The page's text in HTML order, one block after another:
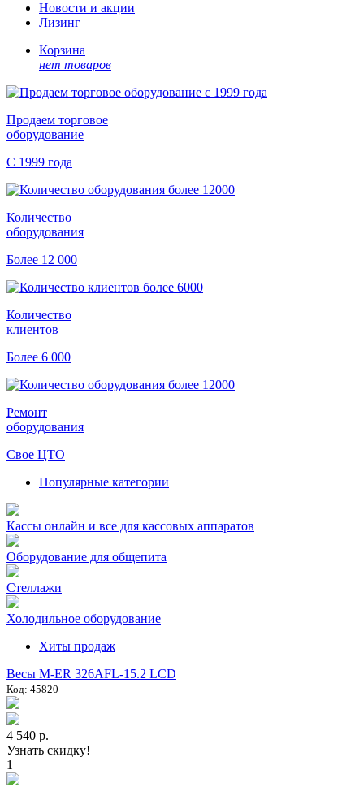
Новости и акции
Лизинг
Корзина
нет товаров
Продаем торговое
оборудование
С 1999 года
Количество
оборудования
Более 12 000
Количество
клиентов
Более 6 000
Ремонт
оборудования
Свое ЦТО
Популярные категории
Кассы онлайн и все для кассовых аппаратов
Оборудование для общепита
Стеллажи
Холодильное оборудование
Хиты продаж
Весы M-ER 326AFL-15.2 LCD
Код: 45820
4 540 р.
Узнать скидку!
1